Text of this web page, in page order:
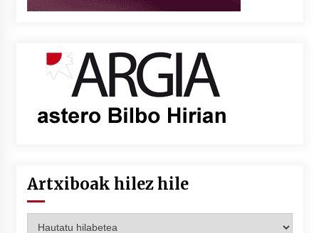
Artxiboak hilez hile